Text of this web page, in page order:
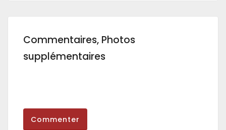
Commentaires, Photos
supplémentaires
Commenter